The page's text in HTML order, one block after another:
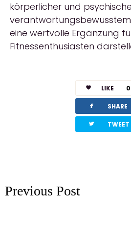
körperlicher und
verantwortungsbewusstem
eine wertvolle Ergänzung
Fitnessenthusiasten
LIKE 0
facebook SHARE
twitterbird TWEET
Previous Post